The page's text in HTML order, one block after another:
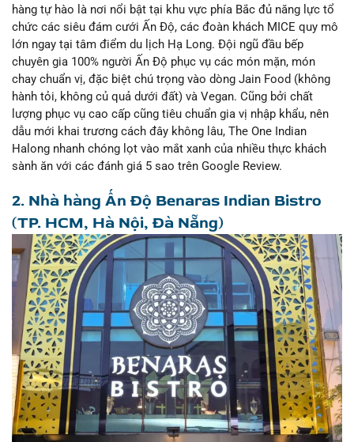
hàng tự hào là nơi nổi bật tại khu vực phía Bắc đủ năng lực tổ
chức các siêu đám cưới Ấn Độ, các đoàn khách MICE quy mô
lớn ngay tại tâm điểm du lịch Hạ Long. Đội ngũ đầu bếp
chuyên gia 100% người Ấn Độ phục vụ các món mặn, món
chay chuẩn vị, đặc biệt chú trọng vào dòng Jain Food (không
hành tỏi, không củ quả dưới đất) và Vegan. Cũng bởi chất
lượng phục vụ cao cấp cũng tiêu chuẩn gia vị nhập khẩu, nên
dẫu mới khai trương cách đây không lâu, The One Indian
Halong nhanh chóng lọt vào mắt xanh của nhiều thực khách
sành ăn với các đánh giá 5 sao trên Google Review.
2. Nhà hàng Ấn Độ Benaras Indian Bistro
(TP. HCM, Hà Nội, Đà Nẵng)